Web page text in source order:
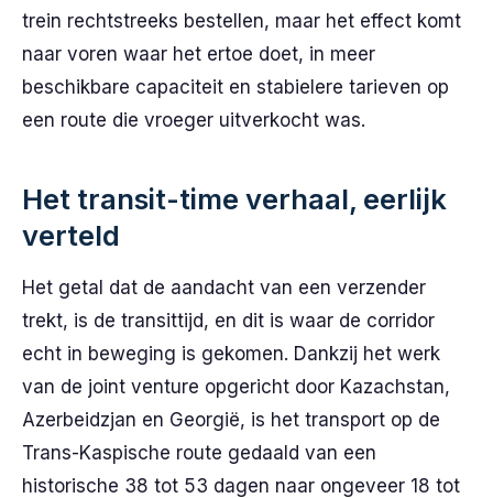
trein rechtstreeks bestellen, maar het effect komt
naar voren waar het ertoe doet, in meer
beschikbare capaciteit en stabielere tarieven op
een route die vroeger uitverkocht was.
Het transit-time verhaal, eerlijk
verteld
Het getal dat de aandacht van een verzender
trekt, is de transittijd, en dit is waar de corridor
echt in beweging is gekomen. Dankzij het werk
van de joint venture opgericht door Kazachstan,
Azerbeidzjan en Georgië, is het transport op de
Trans-Kaspische route gedaald van een
historische 38 tot 53 dagen naar ongeveer 18 tot